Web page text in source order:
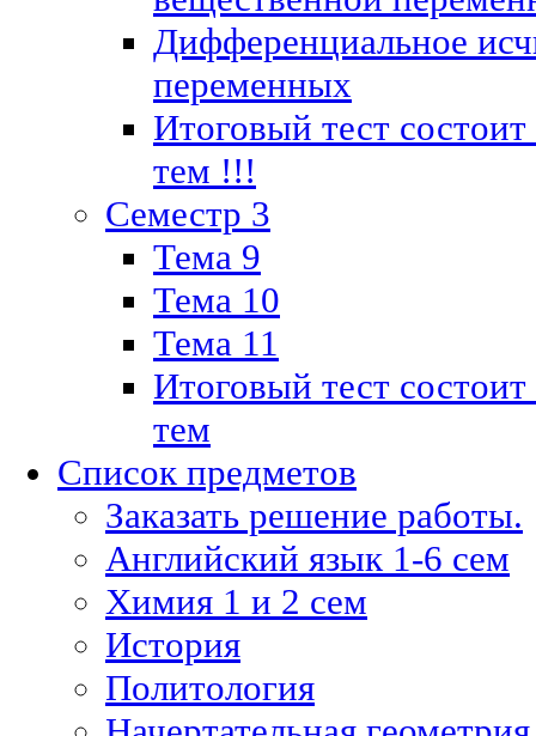
Дифференциальное
переменных
Итоговый тест
тем !!!
Семестр 3
Тема 9
Тема 10
Тема 11
Итоговый тест
тем
Список предметов
Заказать решение работы.
Английский язык 1-6 сем
Химия 1 и 2 сем
История
Политология